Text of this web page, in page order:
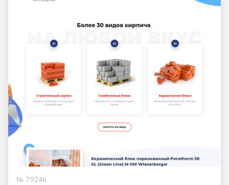
№ 79246